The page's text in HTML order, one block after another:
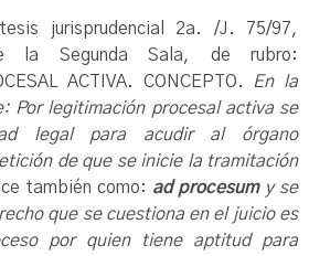
jurisprudencial 2a. /J. 75/97,
la Segunda Sala, de rubro:
ACTIVA. CONCEPTO. En la
Por legitimación procesal activa se
legal para acudir al órgano
de que se inicie la tramitación
también como: ad procesum y se
que se cuestiona en el juicio es
por quien tiene aptitud para